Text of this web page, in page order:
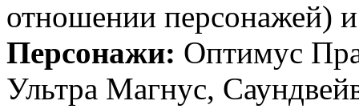
отношении
Персонажи: Оптимус
Ультра Магнус,